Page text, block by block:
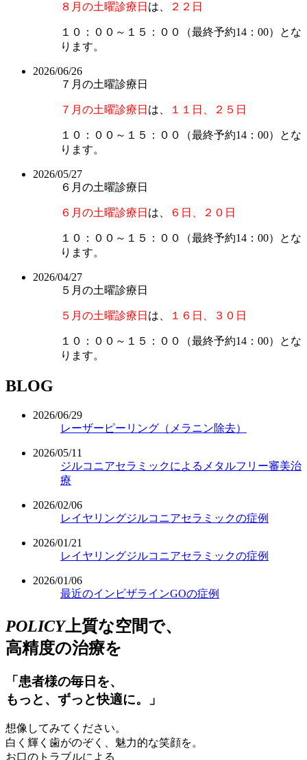
８月の土曜診療日 は、 ２２日
１０：００～１５：００（最終予約14：00）とな
ります。
2026/06/26
７月の土曜診療日
７月の土曜診療日 は、 １１日、２５日
１０：００～１５：００（最終予約14：00）とな
ります。
2026/05/27
６月の土曜診療日
６月の土曜診療日 は、 ６日、２０日
１０：００～１５：００（最終予約14：00）とな
ります。
2026/04/27
５月の土曜診療日
５月の土曜診療日 は、 １６日、３０日
１０：００～１５：００（最終予約14：00）とな
ります。
BLOG
2026/06/29
レーザーピーリング（メラニン除去）
2026/05/11
ジルコニアセラミックによるメタルフリー審美治
療
2026/02/06
レイヤリングジルコニアセラミックの症例
2026/01/21
レイヤリングジルコニアセラミックの症例
2026/01/06
最近のインビザラインGOの症例
POLICY上質な空間で、
高精度の治療を
「患者様の毎日を、
もっと、ずっと快適に。」
想像してみてください。
白く輝く歯がのぞく、魅力的な笑顔を。
お口のトラブルによる